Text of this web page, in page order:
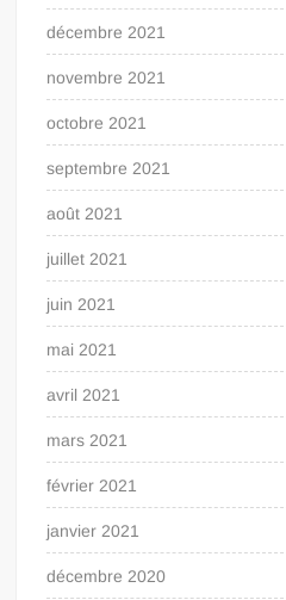
décembre 2021
novembre 2021
octobre 2021
septembre 2021
août 2021
juillet 2021
juin 2021
mai 2021
avril 2021
mars 2021
février 2021
janvier 2021
décembre 2020